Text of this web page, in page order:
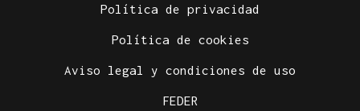
Política de privacidad
Política de cookies
Aviso legal y condiciones de uso
FEDER